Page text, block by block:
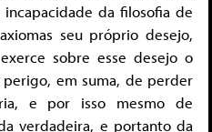
da filosofia de
seu próprio desejo,
sobre esse desejo o
em suma, de perder
e por isso mesmo de
verdadeira, e portanto da